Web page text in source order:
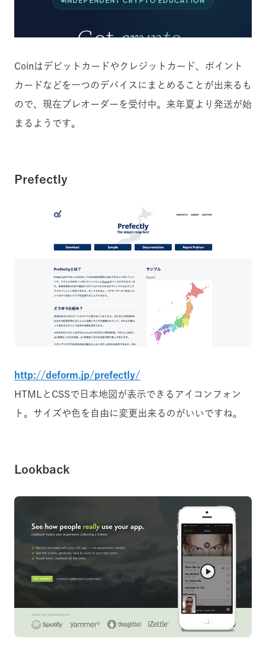
Coinはデビットカードやクレジットカード、ポイント
カードなどを一つのデバイスにまとめることが出来るも
ので、現在プレオーダーを受付中。来年夏より発送が始
まるようです。
Prefectly
http://deform.jp/prefectly/
HTMLとCSSで日本地図が表示できるアイコンフォン
ト。サイズや色を自由に変更出来るのがいいですね。
Lookback